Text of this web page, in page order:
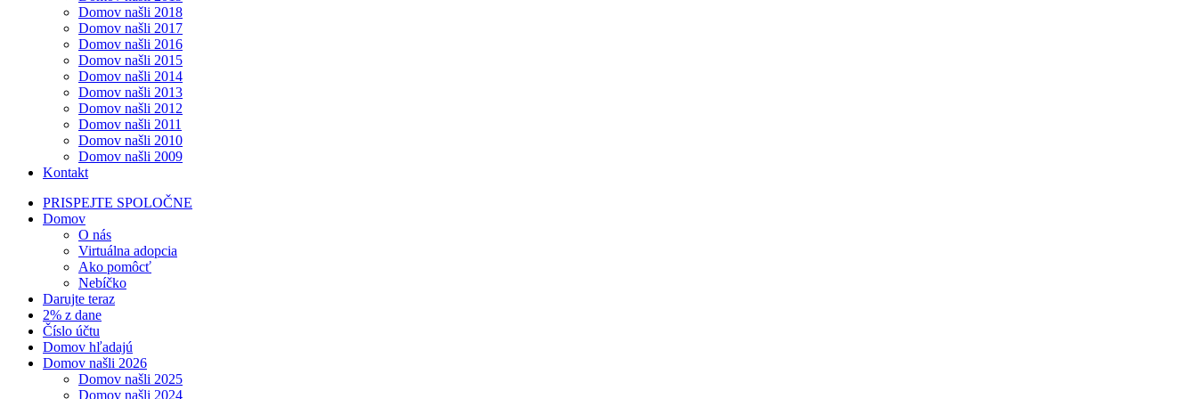
Domov našli 2018
Domov našli 2017
Domov našli 2016
Domov našli 2015
Domov našli 2014
Domov našli 2013
Domov našli 2012
Domov našli 2011
Domov našli 2010
Domov našli 2009
Kontakt
PRISPEJTE SPOLOČNE
Domov
O nás
Virtuálna adopcia
Ako pomôcť
Nebíčko
Darujte teraz
2% z dane
Číslo účtu
Domov hľadajú
Domov našli 2026
Domov našli 2025
Domov našli 2024